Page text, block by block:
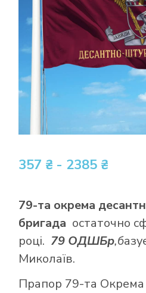
357 ₴ - 2385 ₴
79-та окрема
бригада остаточно
році. 79 ОДШБр,б
Миколаїв.
Прапор 79-та